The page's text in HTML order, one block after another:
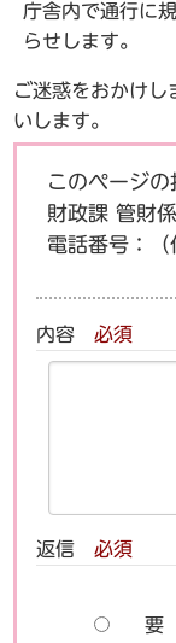
庁舎内で通行に
らせします。
ご迷惑をおかけし
いします。
このページの
財政課 管財係
電話番号：
内容 必須
返信 必須
要